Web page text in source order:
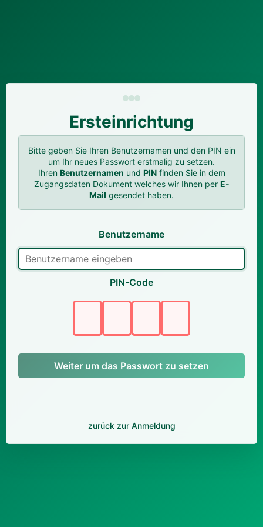
Ersteinrichtung
Bitte geben Sie Ihren Benutzernamen und den PIN ein
um Ihr neues Passwort erstmalig zu setzen.
Ihren Benutzernamen und PINfinden Sie in dem
Zugangsdaten Dokument welches wir Ihnen per E-
Mail gesendet haben.
Benutzername
PIN-Code
Weiter um das Passwort zu setzen
zurück zur Anmeldung